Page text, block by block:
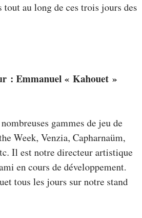
tout au long de ces trois jours des
: Emmanuel « Kahouet »
gammes de jeu de
Week, Venzia, Capharnaüm,
Il est notre directeur artistique
en cours de développement.
tous les jours sur notre stand